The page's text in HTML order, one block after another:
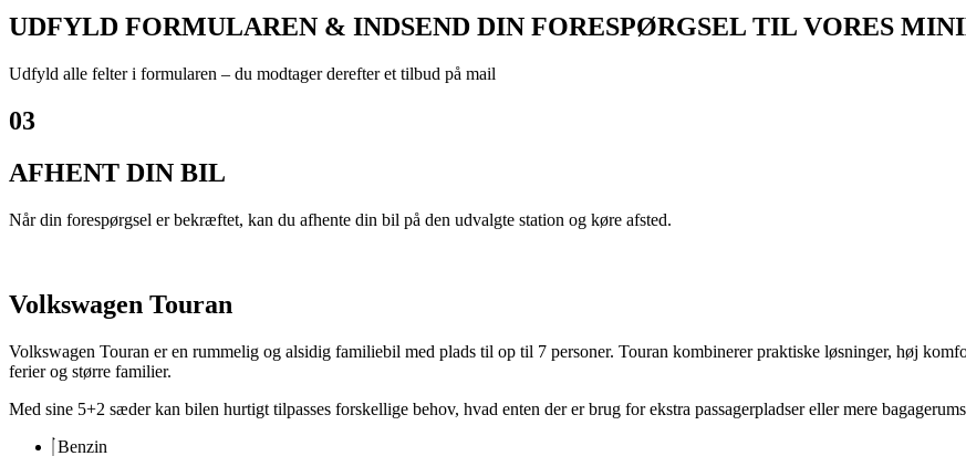
UDFYLD FORMULAREN & INDSEND DIN FORESPØRGSEL TIL VORES
Udfyld alle felter i formularen – du modtager derefter et tilbud på mail
03
AFHENT DIN BIL
Når din forespørgsel er bekræftet, kan du afhente din bil på den udvalgte station og køre afsted.
Volkswagen Touran
Volkswagen Touran er en rummelig og alsidig familiebil med plads til op til 7 personer. Touran kombinerer praktiske løsninger, høj
ferier og større familier.
Med sine 5+2 sæder kan bilen hurtigt tilpasses forskellige behov, hvad enten der er brug for ekstra passagerpladser eller mere
Benzin